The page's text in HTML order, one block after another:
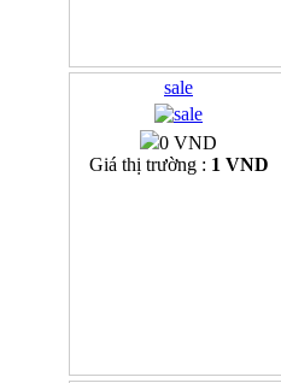
sale
0 VND
Giá thị trường : 1 VND